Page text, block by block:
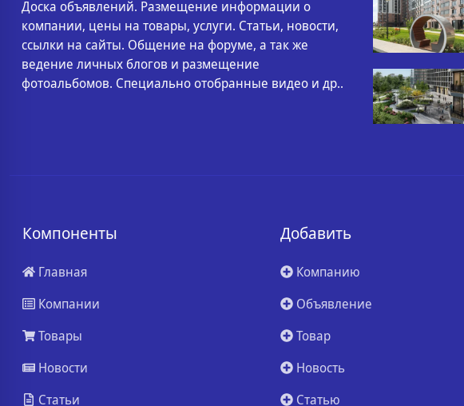
Доска объявлений. Размещение информации о
компании, цены на товары, услуги. Статьи, новости,
ссылки на сайты. Общение на форуме, а так же
ведение личных блогов и размещение
фотоальбомов. Специально отобранные видео и др..
Компоненты
Главная
Компании
Товары
Новости
Статьи
Добавить
Компанию
Объявление
Товар
Новость
Статью